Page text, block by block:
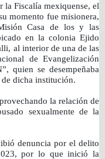
la Fiscalía mexiquense, el
momento fue misionera,
Casa de los y las
en la colonia Ejido
al interior de una de las
de Evangelización
quien se desempeñaba
dicha institución.
la relación de
sexualmente de la
denuncia por el delito
por lo que inició la